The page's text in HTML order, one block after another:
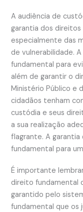
A audiência de
garantia dos
especialmente das
de vulnerabilidade.
fundamental para
além de garantir o
Ministério Público e
cidadãos tenham
custódia e seus
a sua realização
flagrante. A
fundamental para
É importante
direito fundamental
garantido pelo
fundamental que os